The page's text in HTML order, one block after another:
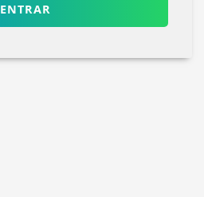
ENTRAR